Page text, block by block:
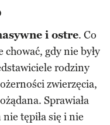
i ostre. Co
chować, gdy nie były
rodziny
zwierzęcia,
Sprawiała
tępiła się i nie